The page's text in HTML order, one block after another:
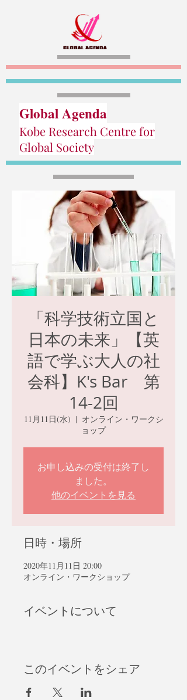
Global Agenda
Kobe Research Centre for
Global Society
「科学技術立国と
日本の未来」【英
語で学ぶ大人の社
会科】K's Bar 第
14-2回
11月11日(水)
  |
オンライン・ワークシ
ョップ
お申し込みの受付は終了し
ました。
他のイベントを見る
日時・場所
2020年11月11日 20:00
オンライン・ワークショップ
イベントについて
このイベントをシェア